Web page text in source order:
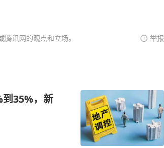
讯网的观点和立场。 举报
35%，新